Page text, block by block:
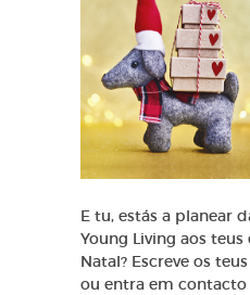
E tu, estás a planear
Young Living aos
Natal? Escreve os
ou entra em contacto